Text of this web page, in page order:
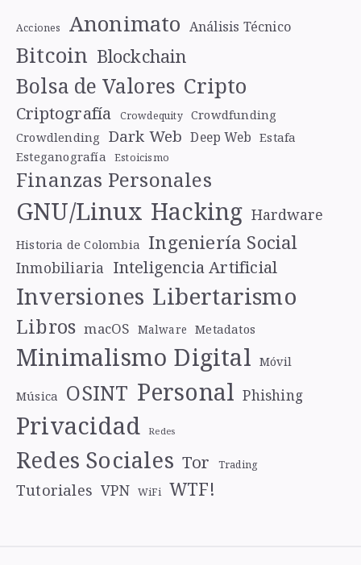
Acciones Anonimato Análisis Técnico
Bitcoin Blockchain
Bolsa de Valores Cripto
Criptografía Crowdequity
Crowdfunding
Crowdlending Dark Web Deep Web Estafa
Esteganografía
Estoicismo
Finanzas Personales
GNU/Linux Hacking Hardware
Historia de Colombia Ingeniería Social
Inmobiliaria Inteligencia Artificial
Inversiones Libertarismo
Libros macOS Malware Metadatos
Minimalismo Digital Móvil
Música OSINT Personal Phishing
Privacidad Redes
Redes Sociales Tor Trading
Tutoriales VPN WiFi WTF!